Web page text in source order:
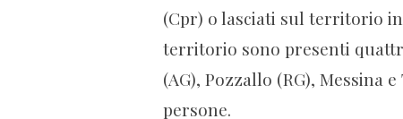
(Cpr) o lasciati sul territorio
territorio sono presenti
(AG), Pozzallo (RG), Messina
persone.